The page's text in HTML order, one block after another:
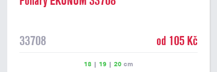
33708 od 105 Kč
18 | 19 | 20 cm